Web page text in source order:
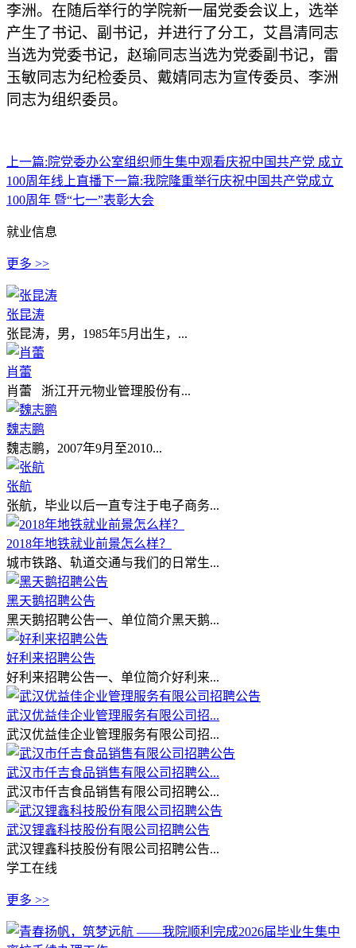
李洲。在随后举行的学院新一届党委会议上，选举
产生了书记、副书记，并进行了分工， 艾昌清同志
当选为党委书记， 赵瑜同志当选为党委副书记，雷
玉敏同志为纪检委员、戴婧同志为宣传委员、李洲
同志为组织委员。
上一篇: 院党委办公室组织师生集中观看庆祝中国共产党 成立
100周年线上直播下一篇:我院隆重举行庆祝中国共产党成立
100周年 暨“七一”表彰大会
就业信息
更多 >>
张昆涛
张昆涛，男，1985年5月出生，...
肖蕾
肖蕾 浙江开元物业管理股份有...
魏志鹏
魏志鹏，2007年9月至2010...
张航
张航，毕业以后一直专注于电子商务...
2018年地铁就业前景怎么样？
城市铁路、轨道交通与我们的日常生...
黑天鹅招聘公告
黑天鹅招聘公告一、单位简介黑天鹅...
好利来招聘公告
好利来招聘公告一、单位简介好利来...
武汉优益佳企业管理服务有限公司招...
武汉优益佳企业管理服务有限公司招...
武汉市仟吉食品销售有限公司招聘公...
武汉市仟吉食品销售有限公司招聘公...
武汉锂鑫科技股份有限公司招聘公告
武汉锂鑫科技股份有限公司招聘公告...
学工在线
更多 >>